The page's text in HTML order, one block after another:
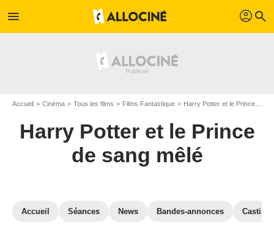
menu profil search
Accueil Cinéma Tous les films Films Fantastique Harry Potter et le Prince de sang mêlé
Harry Potter et le Prince
de sang mêlé
Accueil Séances News Bandes-annonces Casting